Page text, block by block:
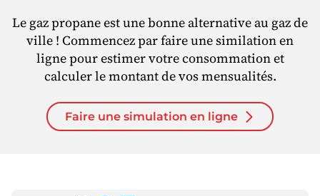
Le gaz propane est une bonne alternative au gaz de
ville ! Commencez par faire une similation en
ligne pour estimer votre consommation et
calculer le montant de vos mensualités.
Faire une simulation en ligne